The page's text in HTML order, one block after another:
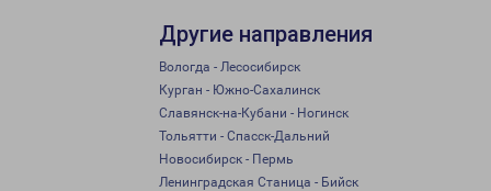
Другие направления
Вологда - Лесосибирск
Курган - Южно-Сахалинск
Славянск-на-Кубани - Ногинск
Тольятти - Спасск-Дальний
Новосибирск - Пермь
Ленинградская Станица - Бийск